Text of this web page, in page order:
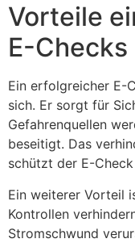
Vorteile
E-Checks
Ein erfolgreicher E-
sich. Er sorgt für
Gefahrenquellen
beseitigt. Das
schützt der E-
Ein weiterer Vorteil
Kontrollen
Stromschwund